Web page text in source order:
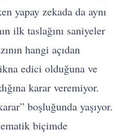
yapay zekada da aynı
ilk taslağını saniyeler
hangi açıdan
edici olduğuna ve
karar veremiyor.
boşluğunda yaşıyor.
biçimde